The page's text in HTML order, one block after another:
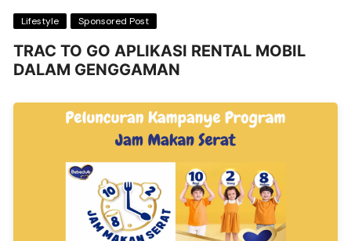
Lifestyle Sponsored Post
TRAC TO GO APLIKASI RENTAL MOBIL
DALAM GENGGAMAN